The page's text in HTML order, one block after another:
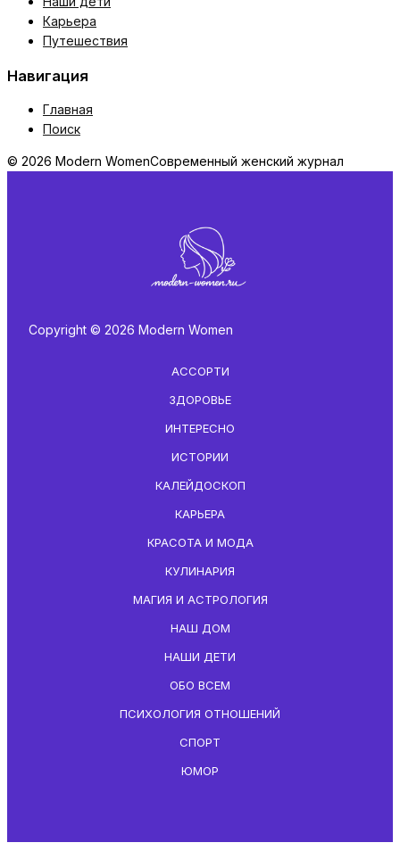
Карьера
Путешествия
Навигация
Главная
Поиск
© 2026 Modern WomenСовременный женский журнал
Copyright © 2026 Modern Women
АССОРТИ
ЗДОРОВЬЕ
ИНТЕРЕСНО
ИСТОРИИ
КАЛЕЙДОСКОП
КАРЬЕРА
КРАСОТА И МОДА
КУЛИНАРИЯ
МАГИЯ И АСТРОЛОГИЯ
НАШ ДОМ
НАШИ ДЕТИ
ОБО ВСЕМ
ПСИХОЛОГИЯ ОТНОШЕНИЙ
СПОРТ
ЮМОР